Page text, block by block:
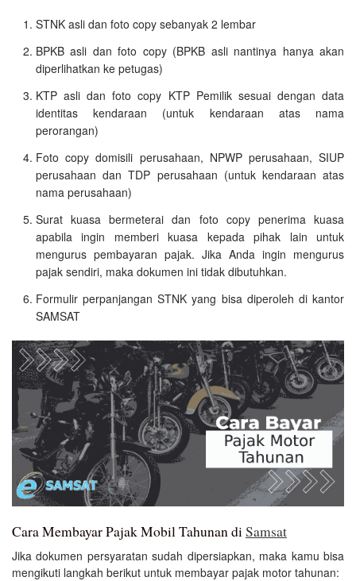
STNK asli dan foto copy sebanyak 2 lembar
BPKB asli dan foto copy (BPKB asli nantinya hanya akan
diperlihatkan ke petugas)
KTP asli dan foto copy KTP Pemilik sesuai dengan data
identitas kendaraan (untuk kendaraan atas nama
perorangan)
Foto copy domisili perusahaan, NPWP perusahaan, SIUP
perusahaan dan TDP perusahaan (untuk kendaraan atas
nama perusahaan)
Surat kuasa bermeterai dan foto copy penerima kuasa
apabila ingin memberi kuasa kepada pihak lain untuk
mengurus pembayaran pajak. Jika Anda ingin mengurus
pajak sendiri, maka dokumen ini tidak dibutuhkan.
Formulir perpanjangan STNK yang bisa diperoleh di kantor
SAMSAT
Cara Membayar Pajak Mobil Tahunan diSamsat
Jika dokumen persyaratan sudah dipersiapkan, maka kamu bisa
mengikuti langkah berikut untuk membayar pajak motor tahunan: